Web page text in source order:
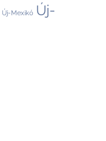
Új-Mexikó Új-